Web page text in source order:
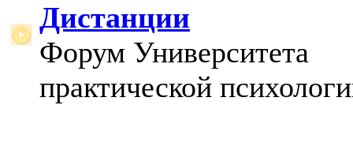
Дистанции
Форум Университета
практической